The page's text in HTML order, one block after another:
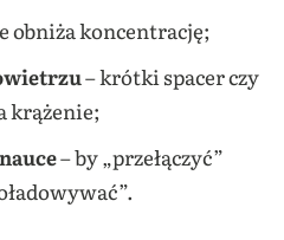
obniża koncentrację;
– krótki spacer czy
krążenie;
– by „przełączyć”